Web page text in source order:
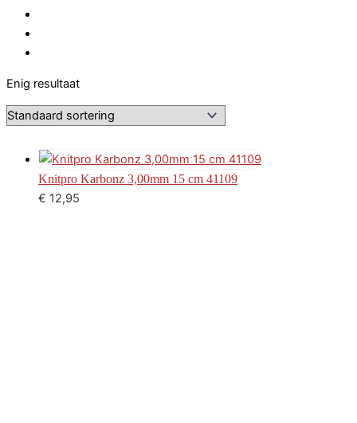
Enig resultaat
Knitpro Karbonz 3,00mm 15 cm 41109
€ 12,95